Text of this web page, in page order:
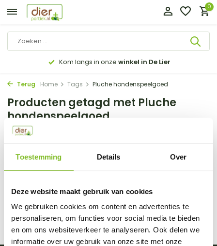
Toestemming Details Over
Deze website maakt gebruik van cookies
We gebruiken cookies om content en advertenties te
personaliseren, om functies voor social media te bieden
en om ons websiteverkeer te analyseren. Ook delen we
informatie over uw gebruik van onze site met onze
0
Kom langs in onze winkel in De Lier
Terug Home Tags Pluche hondenspeelgoed
Producten getagd met Pluche
hondenspeelgoed
Filter Sorteren op: